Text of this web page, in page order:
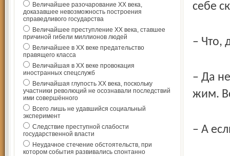
Величайшее разочарование ХХ века,
доказавшее невозможность построения
справедливого государства
Величайшее преступление ХХ века, ставшее
причиной гибели миллионов людей
Величайшее в ХХ веке предательство
правящего класса
Величайшая в ХХ веке провокация
иностранных спецслужб
Величайшая глупость ХХ века, поскольку
участники революций не осознавали последствий
ими совершённого
Всего лишь не удавшийся социальный
эксперимент
Следствие преступной слабости
государственной власти
Неудачное стечение обстоятельств, при
котором события развивались спонтанно
себе
– Что,
– Да
жим.
– А